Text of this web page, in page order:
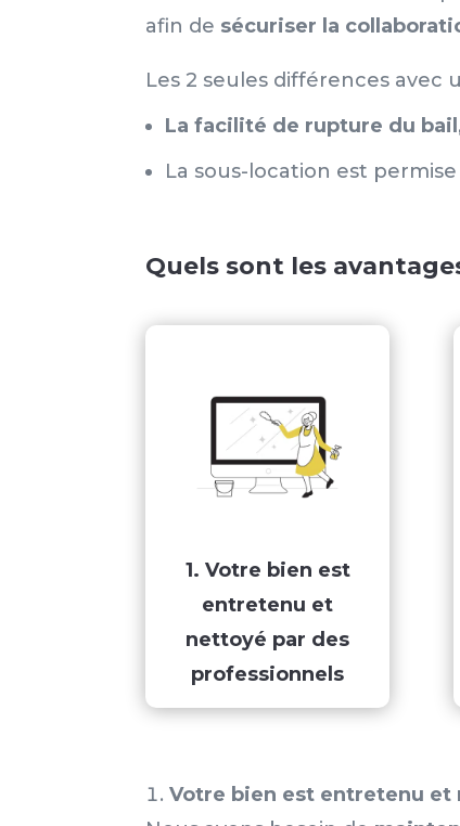
afin de sécuriser la
Les 2 seules différences avec
La facilité de rupture du bail
La sous-location est
Quels sont les
1. Votre bien est
entretenu et
nettoyé par des
professionnels
Votre bien est entretenu et